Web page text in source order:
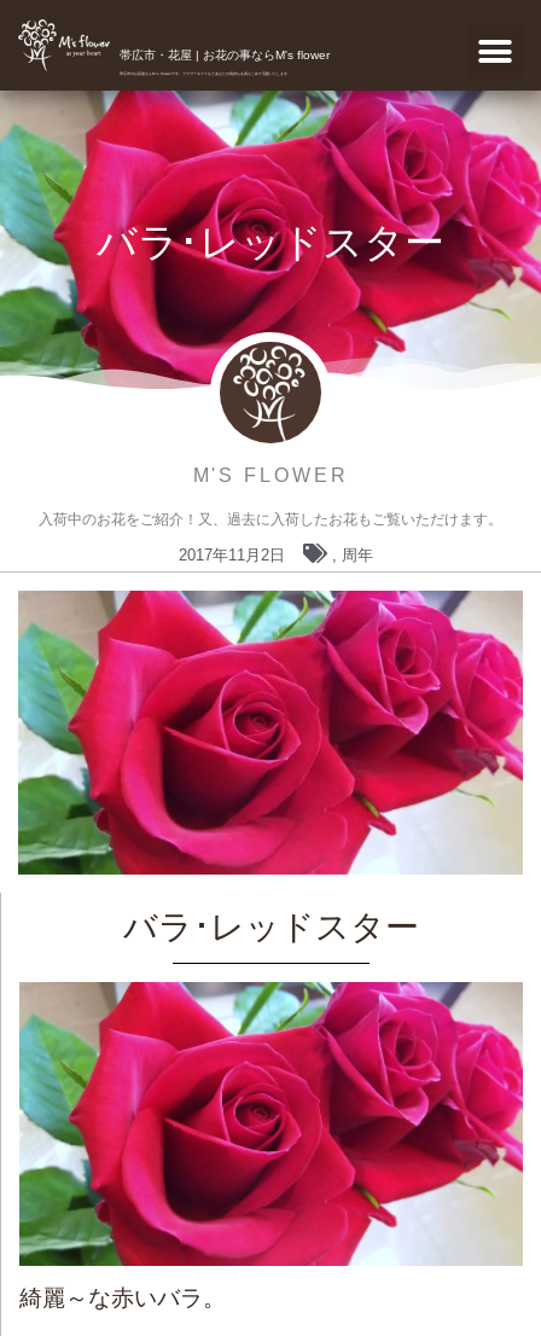
帯広市・花屋 | お花の事ならM's flower
帯広市のお花屋さんM's flowerです。フラワーギフトなどあなたの気持ちを真心こめて宅配いたします。
バラ･レッドスター
M'S FLOWER
入荷中のお花をご紹介！又、過去に入荷したお花もご覧いただけます。
2017年11月2日 , 周年
バラ･レッドスター
綺麗～な赤いバラ。